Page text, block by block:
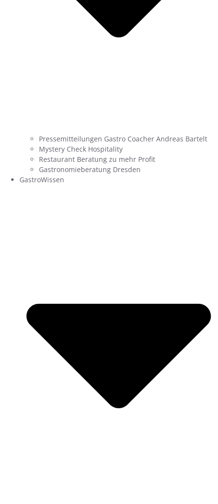
Pressemitteilungen Gastro Coacher Andreas Bartelt
Mystery Check Hospitality
Restaurant Beratung zu mehr Profit
Gastronomieberatung Dresden
GastroWissen